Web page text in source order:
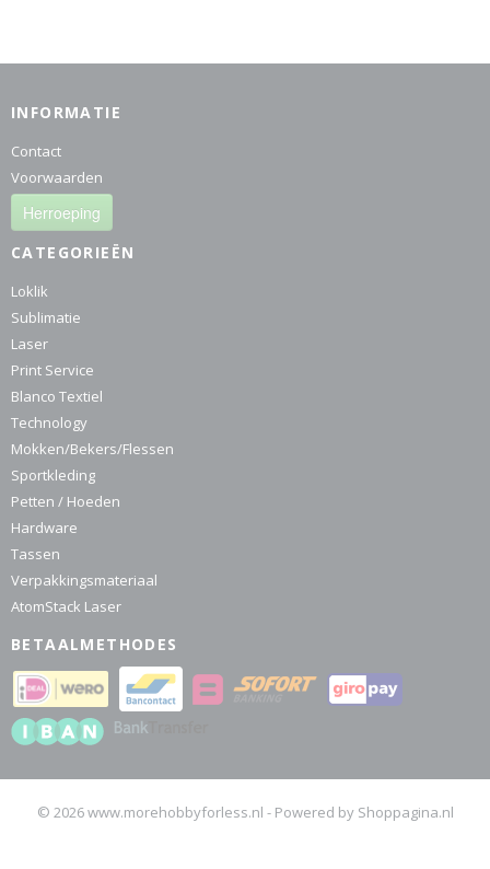
INFORMATIE
Contact
Voorwaarden
Herroeping
CATEGORIEËN
Loklik
Sublimatie
Laser
Print Service
Blanco Textiel
Technology
Mokken/Bekers/Flessen
Sportkleding
Petten / Hoeden
Hardware
Tassen
Verpakkingsmateriaal
AtomStack Laser
BETAALMETHODES
© 2026 www.morehobbyforless.nl - Powered by Shoppagina.nl